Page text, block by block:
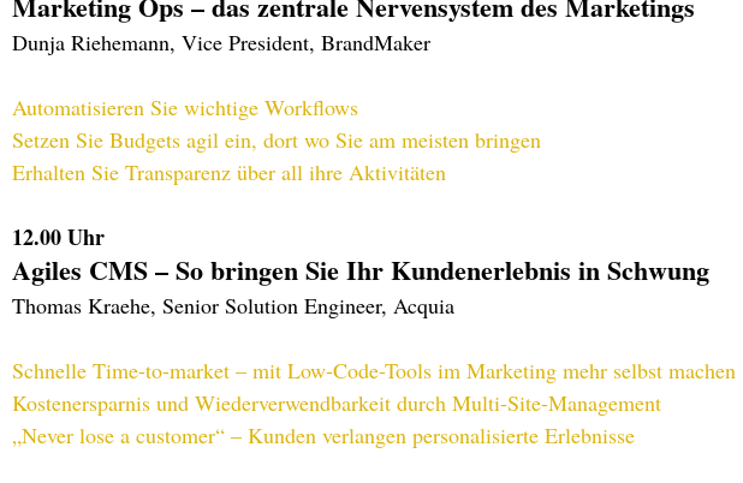
Dunja Riehemann, Vice President, BrandMaker
Automatisieren Sie wichtige Workflows
Setzen Sie Budgets agil ein, dort wo Sie am meisten bringen
Erhalten Sie Transparenz über all ihre Aktivitäten
12.00 Uhr
Agiles CMS – So bringen Sie Ihr Kundenerlebnis in Schwung
Thomas Kraehe, Senior Solution Engineer, Acquia
Schnelle Time-to-market – mit Low-Code-Tools im Marketing mehr selbst machen
Kostenersparnis und Wiederverwendbarkeit durch Multi-Site-Management
„Never lose a customer“ – Kunden verlangen personalisierte Erlebnisse